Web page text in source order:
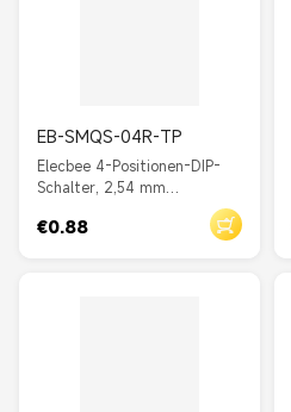
EB-SMQS-04R-TP
Elecbee 4-Positionen-DIP-
Schalter, 2,54 mm
Rastermaß, Durchgangsloch,
gerader Schieber, Rot
€0.88